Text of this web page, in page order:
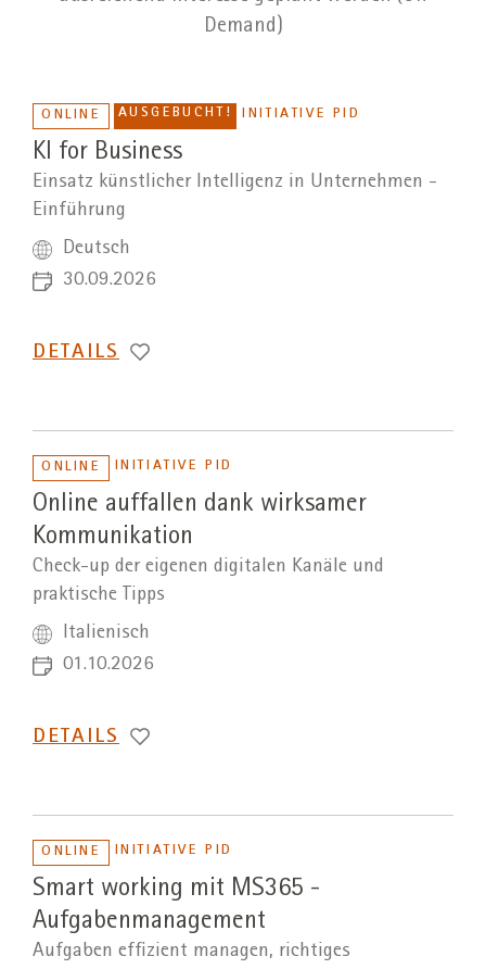
Demand)
ONLINE AUSGEBUCHT! INITIATIVE PID
KI for Business
Einsatz künstlicher Intelligenz in Unternehmen -
Einführung
Deutsch
30.09.2026
DETAILS
ONLINE INITIATIVE PID
Online auffallen dank wirksamer
Kommunikation
Check-up der eigenen digitalen Kanäle und
praktische Tipps
Italienisch
01.10.2026
DETAILS
ONLINE INITIATIVE PID
Smart working mit MS365 -
Aufgabenmanagement
Aufgaben effizient managen, richtiges